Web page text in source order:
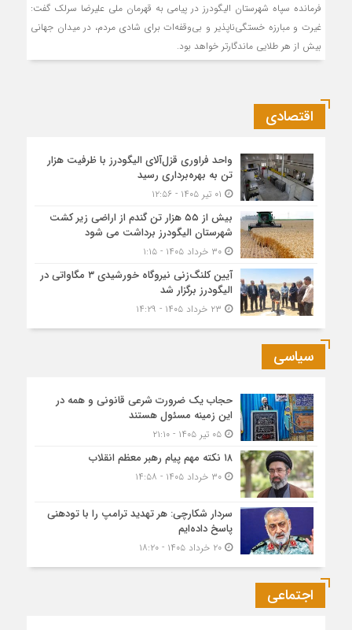
فرمانده سپاه شهرستان الیگودرز در پیامی به قهرمان ملی علیرضا سرلک گفت:
غیرت و مبارزه خستگی‌ناپذیر و بی‌وقفه‌ات برای شادی مردم، در میدان جهانی
بیش از هر طلایی ماندگارتر خواهد بود.
اقتصادی
واحد فراوری قزل‌آلای الیگودرز با ظرفیت هزار
تن به بهره‌برداری رسید
بیش از ۵۵ هزار تن گندم از اراضی زیر کشت
شهرستان الیگودرز برداشت می شود
۳۰ خرداد ۱۴۰۵ - ۱:۱۵
آیین کلنگ‌زنی نیروگاه خورشیدی ۳ مگاواتی در
الیگودرز برگزار شد
سیاسی
حجاب یک ضرورت شرعی قانونی و همه در
این زمینه مسئول هستند
۰۵ تیر ۱۴۰۵ - ۲۱:۱۰
۱۸ نکته مهم پیام رهبر معظم انقلاب
۳۰ خرداد ۱۴۰۵ - ۱۴:۵۸
سردار شکارچی: هر تهدید ترامپ را با تودهنی
پاسخ داده‌ایم
۲۰ خرداد ۱۴۰۵ - ۱۸:۲۰
اجتماعی